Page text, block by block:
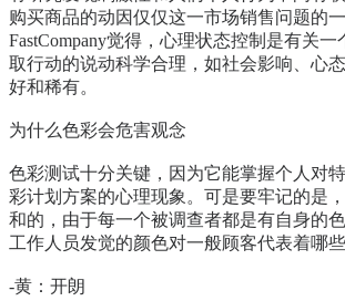
购买商品的动因仅仅这一市场销售问题的一
FastCompany觉得，心理状态控制是有关
取行动的说动科学合理，如社会影响、心
好和稀有。
为什么色彩会危害观念
色彩测试十分关键，因为它能掌握个人对
彩计划方案的心理现象。可是要牢记的是
和的，由于每一个被调查者都是有自身的
工作人员发觉的颜色对一般顾客代表着哪些
-黄：开朗